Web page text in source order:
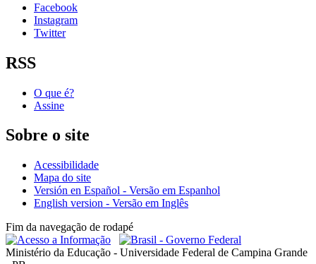
Facebook
Instagram
Twitter
RSS
O que é?
Assine
Sobre o site
Acessibilidade
Mapa do site
Versión en Español - Versão em Espanhol
English version - Versão em Inglês
Fim da navegação de rodapé
Ministério da Educação - Universidade Federal de Campina Grande